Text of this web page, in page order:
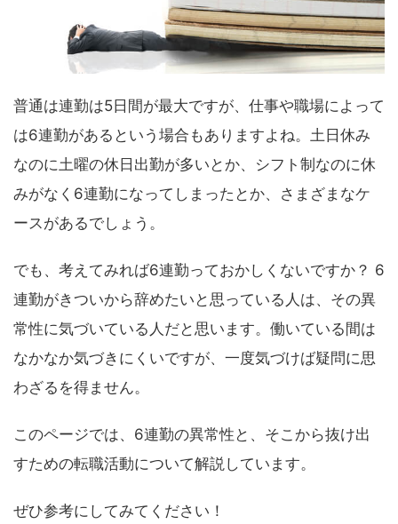
普通は連勤は5日間が最大ですが、仕事や職場によって
は6連勤があるという場合もありますよね。土日休み
なのに土曜の休日出勤が多いとか、シフト制なのに休
みがなく6連勤になってしまったとか、さまざまなケ
ースがあるでしょう。
でも、考えてみれば6連勤っておかしくないですか？ 6
連勤がきついから辞めたいと思っている人は、その異
常性に気づいている人だと思います。働いている間は
なかなか気づきにくいですが、一度気づけば疑問に思
わざるを得ません。
このページでは、6連勤の異常性と、そこから抜け出
すための転職活動について解説しています。
ぜひ参考にしてみてください！